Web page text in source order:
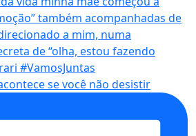
se você não desistir